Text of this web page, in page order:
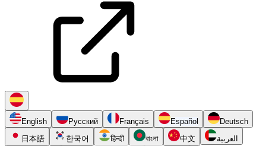
English Русский Français Español
Deutsch
日本語
한국어 हिन्दी বাংলা 中文 العربية